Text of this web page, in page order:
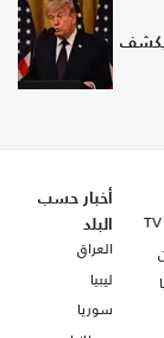
أخبار حسب
البلد
العراق
ليبيا
سوريا